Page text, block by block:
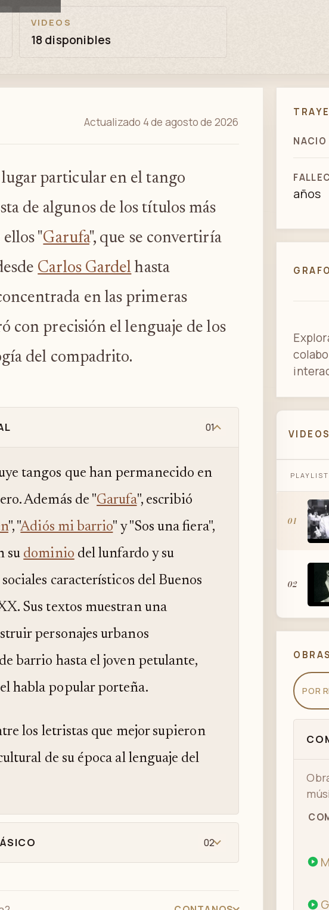
VIDEOS
18 disponibles
Actualizado 4 de agosto de 2026
particular en el tango
de algunos de los títulos más
"Garufa", que se convertiría
Carlos Gardel hasta
en las primeras
con precisión el lenguaje de los
del compadrito.
01
tangos que han permanecido en
Además de "Garufa", escribió
", "Adiós mi barrio" y "Sos una fiera",
su dominio del lunfardo y su
característicos del Buenos
Sus textos muestran una
personajes urbanos
de barrio hasta el joven petulante,
habla popular porteña.
los letristas que mejor supieron
de su época al lenguaje del
02
NACIO
años
GRAFO
VIDEOS
PLAYLIST
01
02
03
04
POR